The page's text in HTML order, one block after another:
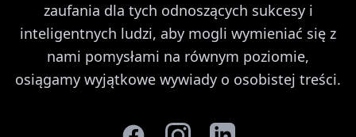
zaufania dla tych odnoszących sukcesy i
inteligentnych ludzi, aby mogli wymieniać się z
nami pomysłami na równym poziomie,
osiągamy wyjątkowe wywiady o osobistej treści.